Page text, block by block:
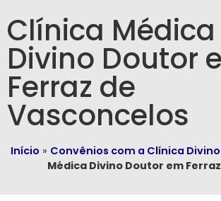
Clínica Médica
Divino Doutor
Ferraz de
Vasconcelos
Início » Convênios com a Clínica
Médica Divino Doutor em